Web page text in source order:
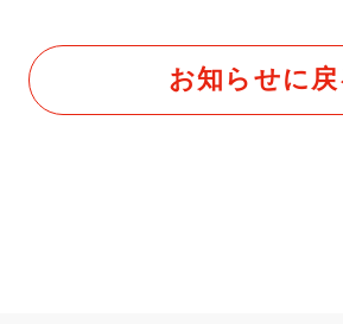
お知らせに戻